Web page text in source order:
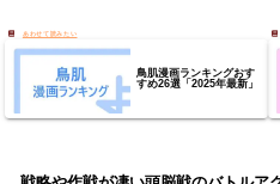
鳥肌漫画ランキングおす
すめ26選「2025年最新」